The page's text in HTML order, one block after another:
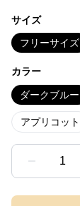
サイズ
フリーサイズ
カラー
ダークブルー
アプリコット
1